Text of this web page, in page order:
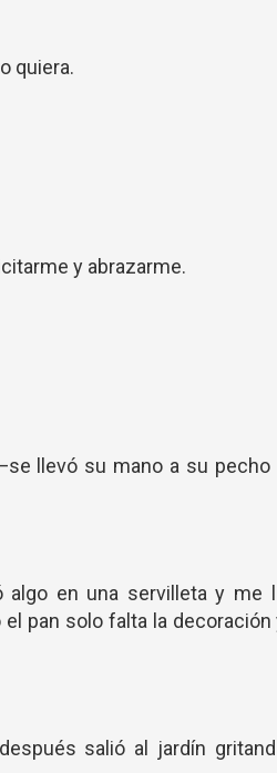
quiera.
y abrazarme.
llevó su mano a su pecho
algo en una servilleta y me
pan solo falta la decoración
salió al jardín